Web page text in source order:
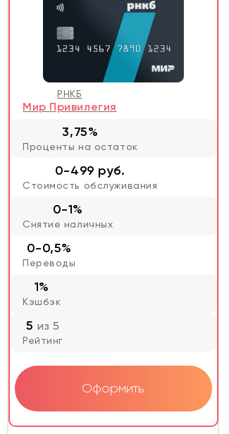
РНКБ
Мир Привилегия
3,75%
Проценты на остаток
0-499 руб.
Стоимость обслуживания
0-1%
Снятие наличных
0-0,5%
Переводы
1%
Кэшбэк
5из 5
Рейтинг
Оформить